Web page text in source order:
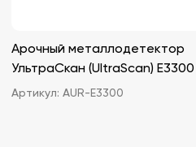
Арочный металлодетектор
УльтраСкан (UltraScan) E3300
Артикул: AUR-E3300